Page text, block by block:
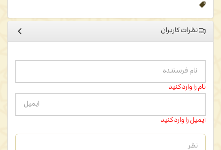
نظرات کاربران
نام را وارد کنید
ایمیل را وارد کنید